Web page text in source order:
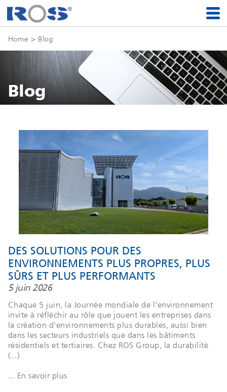
Home > Blog
Blog
DES SOLUTIONS POUR DES
ENVIRONNEMENTS PLUS PROPRES, PLUS
SÛRS ET PLUS PERFORMANTS
5 juin 2026
Chaque 5 juin, la Journée mondiale de l'environnement
invite à réfléchir au rôle que jouent les entreprises dans
la création d'environnements plus durables, aussi bien
dans les secteurs industriels que dans les bâtiments
résidentiels et tertiaires. Chez ROS Group, la durabilité
(...)
... En savoir plus